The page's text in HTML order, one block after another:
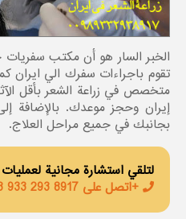
الخبر السار هو أن مكتب
تقوم باجراءات سفرك الي ايران
متخصص في زراعة الشعر بأقل
إيران وحجز موعدك.
بجانبك في جميع مراحل العلاج.
لتلقي استشارة مجانية
+اتصل على 8917 293 933 98